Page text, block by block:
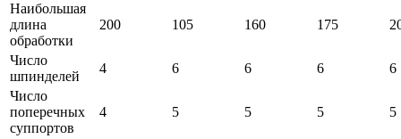
Наибольшая
длина
обработки
200 105 160 175
Число
шпинделей
4 6 6 6
6
Число
поперечных
суппортов
4 5 5 5 5